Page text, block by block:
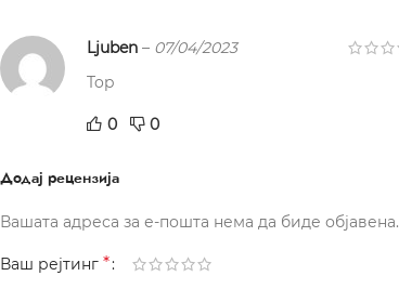
Ljuben – 07/04/2023
Top
0 0
Додај рецензија
Вашата адреса за е-пошта нема да биде објавена.
Ваш рејтинг *